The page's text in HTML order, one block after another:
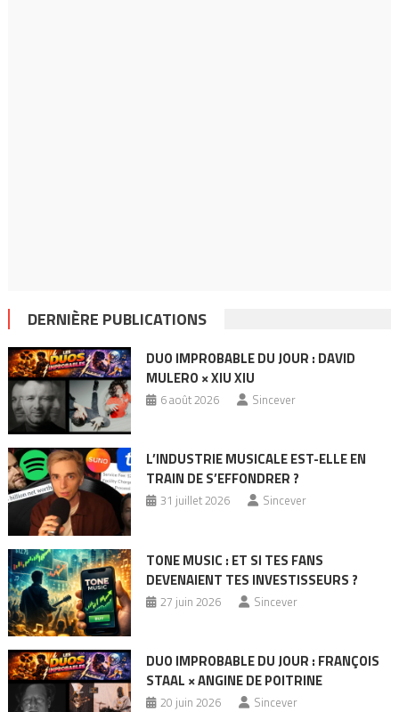
DERNIÈRE PUBLICATIONS
DUO IMPROBABLE DU JOUR : DAVID
MULERO × XIU XIU
6 août 2026 Sincever
L’INDUSTRIE MUSICALE EST-ELLE EN
TRAIN DE S’EFFONDRER ?
31 juillet 2026 Sincever
TONE MUSIC : ET SI TES FANS
DEVENAIENT TES INVESTISSEURS ?
27 juin 2026 Sincever
DUO IMPROBABLE DU JOUR : FRANÇOIS
STAAL × ANGINE DE POITRINE
20 juin 2026 Sincever